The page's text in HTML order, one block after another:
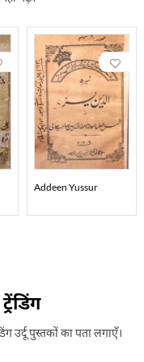
शे’र कहने लगे और अपनी कुछ
तो उन्होंने कहा, "अगरचे मैं किसी
बारे में मेरा ख़्याल है कि तुम
ई. के हंगामों में हाली
और कई साल बेरोज़गारी और
ख़ान शेफ़्ता, रईस दिल्ली-ओ-
जो उनको अपने साथ
का अतालीक़(संरक्षक) बना
हुस्न बयान से दिलफ़रेब बनाने को
से घृणा करते थे। हाली की
काम अंग्रेज़ी से उर्दू में अनुवाद
उसी ज़माने में पंजाब के शिक्षा
हुसैन ने ऐसे मुशायरों की नींव
Addeen Yussur
उर्दू पुस्तकों का पता लगाएँ।